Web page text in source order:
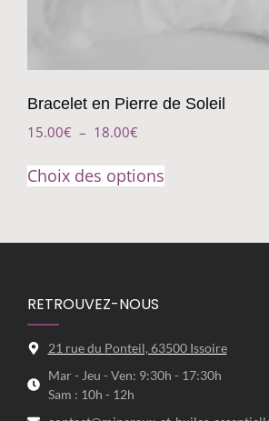
Bracelet en Pierre de Soleil
15.00€ – 18.00€
Choix des options
RETROUVEZ-NOUS
21 rue du Ponteil, 63500 Issoire
Mar - Jeu - Ven: 9:30h - 17:30h
Sam : 10h - 12h